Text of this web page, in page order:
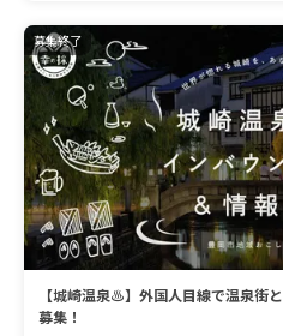
募集終了
【城崎温泉♨】外国人目線で温泉街
募集！